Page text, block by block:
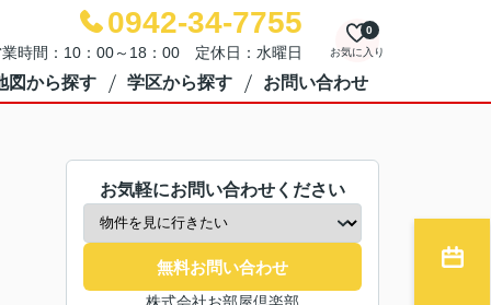
0942-34-7755
時間：10：00～18：00 定休日：水曜日 お気に入り
0
図から探す 学区から探す お問い合わせ
お気軽にお問い合わせください
無料お問い合わせ